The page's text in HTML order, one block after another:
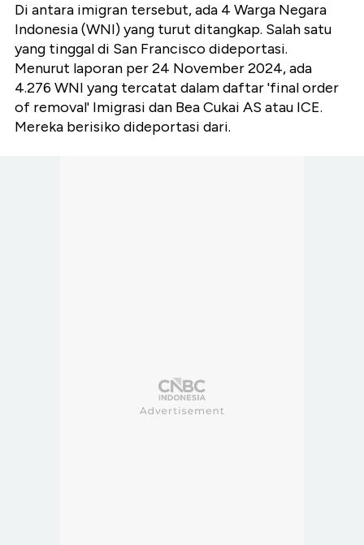
Di antara imigran tersebut, ada 4 Warga Negara
Indonesia (WNI) yang turut ditangkap. Salah satu
yang tinggal di San Francisco dideportasi.
Menurut laporan per 24 November 2024, ada
4.276 WNI yang tercatat dalam daftar 'final order
of removal' Imigrasi dan Bea Cukai AS atau ICE.
Mereka berisiko dideportasi dari.